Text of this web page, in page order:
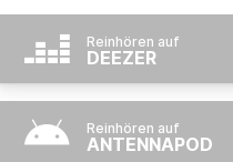
Reinhören auf
DEEZER
Reinhören auf
ANTENNAPOD